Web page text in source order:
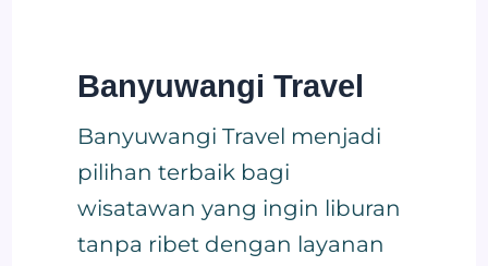
Banyuwangi Travel
Banyuwangi Travel menjadi
pilihan terbaik bagi
wisatawan yang ingin liburan
tanpa ribet dengan layanan